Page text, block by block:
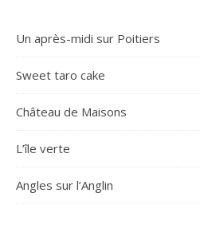
Un après-midi sur Poitiers
Sweet taro cake
Château de Maisons
L’île verte
Angles sur l’Anglin